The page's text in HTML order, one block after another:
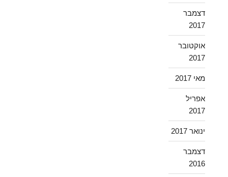
דצמבר
2017
אוקטובר
2017
מאי 2017
אפריל
2017
ינואר 2017
דצמבר
2016